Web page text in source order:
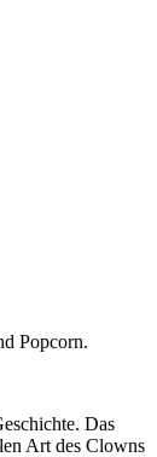
Popcorn.
Das
Art des Clowns